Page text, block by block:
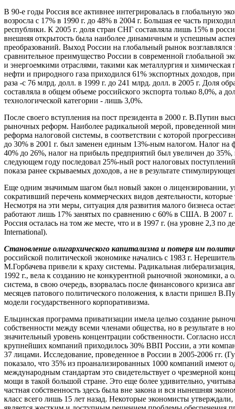
В 90-е годы Россия все активнее интегрировалась в глобальную
возросла с 17% в 1990 г. до 48% в 2004 г. Большая ее часть
республики. К 2005 г. доля стран СНГ составляла лишь 15% в
внешняя открытость была наиболее динамичным и успешным
преобразований. Выход России на глобальный рынок
сравнительное преимущество России в современной глобальной
и энергоемкими отраслями, такими как металлургия и
нефти и природного газа приходился 61% экспортных доходов,
раза -с 76 млрд. долл. в 1999 г. до 241 млрд. долл. в 2005 г. Доля
составляла в общем объеме российского экспорта только 8,0%, а
технологической категории - лишь 3,0%.
После своего вступления на пост президента в 2000 г. В.Путин
рыночных реформ. Наиболее радикальной мерой, проведенной
реформа налоговой системы, в соответствии с которой
до 30% в 2001 г. был заменен единым 13%-ным налогом. Налог на
40% до 26%, налог на прибыль предприятий был увеличен до
следующем году последовал 25%-ный рост налоговых
показа ранее скрываемых доходов, а не в результате
Еще одним значимым шагом был новый закон о лицензировании,
сокративший перечень коммерческих видов деятельности,
Несмотря на эти меры, ситуация для развития малого бизнеса
работают лишь 17% занятых по сравнению с 60% в США. В 2007 г.
Россия осталась на том же месте, что и в 1997 г. (на уровне 2,3 по
International).
Становление олигархического капитализма и потеря им
российской политической экономике начались с 1983 г.
М.Горбачева привели к краху системы. Радикальная
1992 г., вела к созданию не конкурентной рыночной экономики, а
система, в свою очередь, взорвалась после финансового кризиса
месяцев патового политического положения, к власти пришел
модели государственного корпоративизма.
Ельцинская программа приватизации имела целью создание
собственности между всеми членами общества, но в результате в
значительный уровень концентрации собственности. Согласно
крупнейших компаний приходилось 30% ВВП России, а эти
37 лицами. Исследование, проведенное в России в 2005-2006 гг.
показало, что 35% из проанализированных 1000 компаний имеют
международным стандартам это свидетельствует о чрезмерной
мощи в такой большой стране. Это еще более удивительно,
частная собственность здесь была вне закона и вся нынешняя
класс всего лишь 15 лет назад. Некоторые экономисты